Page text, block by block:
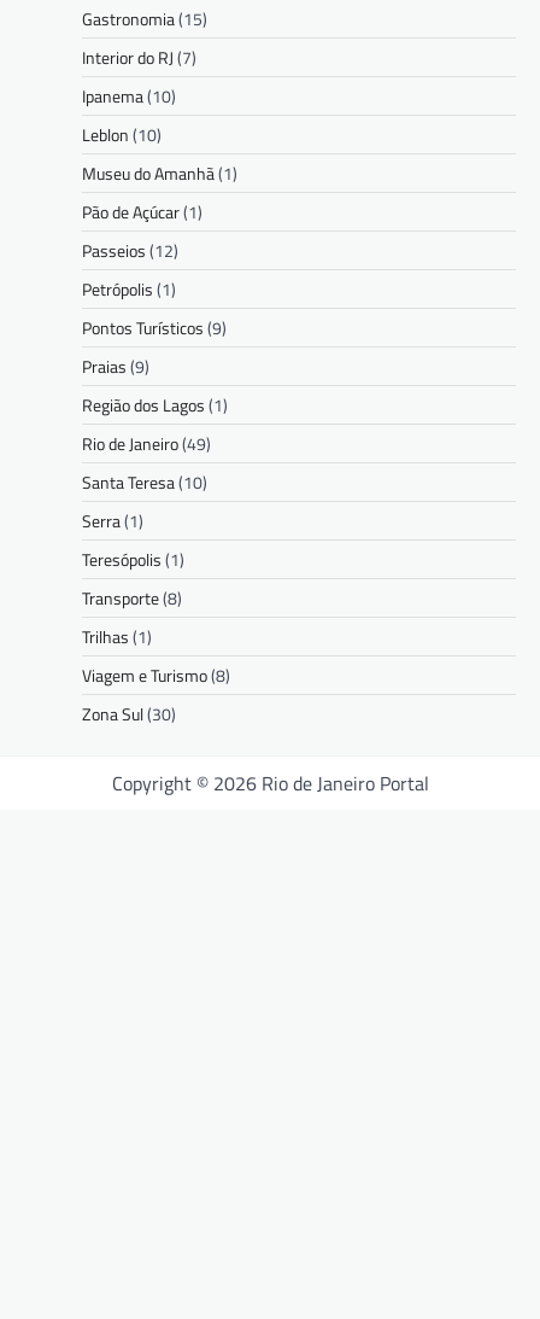
Gastronomia(15)
Interior do RJ(7)
Ipanema(10)
Leblon(10)
Museu do Amanhã(1)
Pão de Açúcar(1)
Passeios(12)
Petrópolis(1)
Pontos Turísticos(9)
Praias(9)
Região dos Lagos(1)
Rio de Janeiro(49)
Santa Teresa(10)
Serra(1)
Teresópolis(1)
Transporte(8)
Trilhas(1)
Viagem e Turismo(8)
Zona Sul(30)
Copyright © 2026 Rio de Janeiro Portal